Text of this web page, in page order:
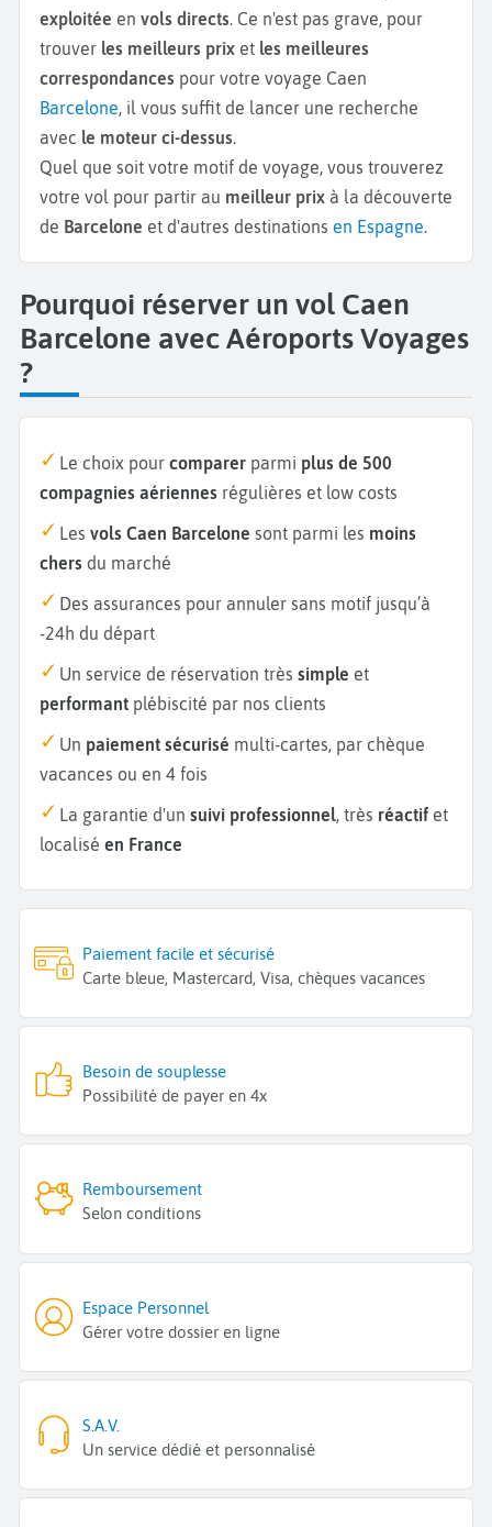
exploitée en vols directs. Ce n'est pas grave, pour
trouver les meilleurs prix et les meilleures
correspondances pour votre voyage Caen
Barcelone, il vous suffit de lancer une recherche
avec le moteur ci-dessus.
Quel que soit votre motif de voyage, vous trouverez
votre vol pour partir au meilleur prix à la découverte
de Barcelone et d'autres destinations en Espagne.
Pourquoi réserver un vol Caen
Barcelone avec Aéroports Voyages
?
Le choix pour comparer parmi plus de 500
compagnies aériennes régulières et low costs
Les vols Caen Barcelone sont parmi les moins
chers du marché
Des assurances pour annuler sans motif jusqu’à
-24h du départ
Un service de réservation très simple et
performant plébiscité par nos clients
Un paiement sécurisé multi-cartes, par chèque
vacances ou en 4 fois
La garantie d'un suivi professionnel, très réactif et
localisé en France
Paiement facile et sécurisé
Carte bleue, Mastercard, Visa, chèques vacances
Besoin de souplesse
Possibilité de payer en 4x
Remboursement
Selon conditions
Espace Personnel
Gérer votre dossier en ligne
S.A.V.
Un service dédié et personnalisé